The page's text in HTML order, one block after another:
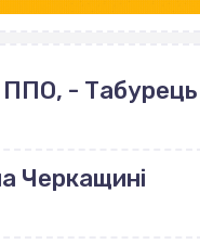
ППО, - Табурець
Черкащині